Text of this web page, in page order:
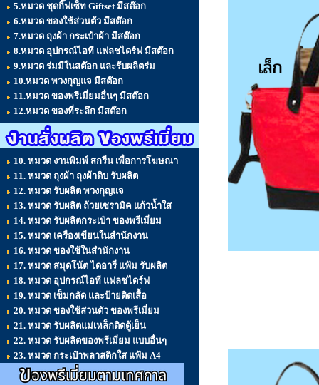
5.หมวด ชุดกิ๊ฟเซ็ท Giftset มีสต๊อก
6.หมวด ของใช้ส่วนตัว มีสต๊อก
7.หมวด ถุงผ้า กระเป๋าผ้า มีสต๊อก
8.หมวด อุปกรณ์ไอที แฟลชไดร์ฟ มีสต๊อก
9.หมวด ร่มมีในสต๊อก และรับผลิตร่ม
10.หมวด พวงกุญแจ มีสต๊อก
11.หมวด ของพรีเมี่ยมอื่นๆ มีสต๊อก
12.หมวด ของที่ระลึก มีสต๊อก
10. หมวด งานพิมพ์ สกรีน เพื่อการโฆษณา
11. หมวด ถุงผ้า ถุงผ้าดิบ รับผลิต
12. หมวด รับผลิต พวงกุญแจ
13. หมวด รับผลิต ถ้วยเซรามิค แก้วน้ำใส
14. หมวด รับผลิตกระเป๋า ของพรีเมี่ยม
15. หมวด เครื่องเขียนในสำนักงาน
16. หมวด ของใช้ในสำนักงาน
17. หมวด สมุดโน้ต ไดอารี่ แฟ้ม รับผลิต
18. หมวด อุปกรณ์ไอที แฟลชไดร์ฟ
19. หมวด เข็มกลัด และป้ายติดเสื้อ
20. หมวด ของใช้ส่วนตัว ของพรีเมี่ยม
21. หมวด รับผลิตแม่เหล็กติดตู้เย็น
22. หมวด รับผลิตของพรีเมี่ยม แบบอื่นๆ
23. หมวด กระเป๋าพลาสติกใส แฟ้ม A4